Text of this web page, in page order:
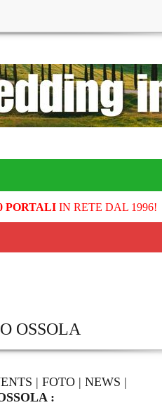
PORTALIIN RETE DAL 1996!
OSSOLA
| FOTO| NEWS |
: